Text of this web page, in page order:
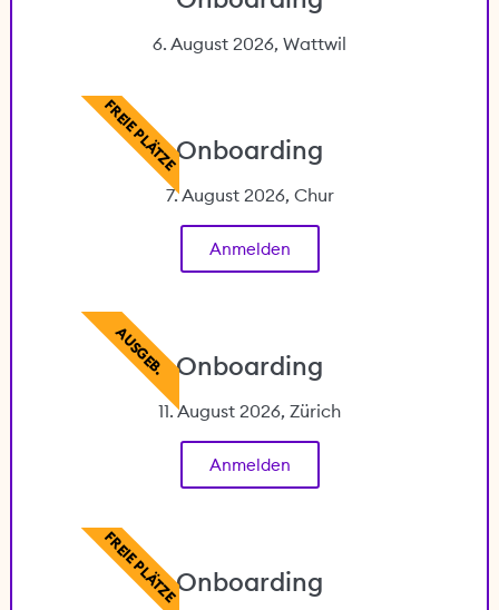
6. August 2026, Wattwil
Onboarding
7. August 2026, Chur
Anmelden
FREIE PLÄTZE
Onboarding
11. August 2026, Zürich
Anmelden
AUSGEB.
Onboarding
FREIE PLÄTZE